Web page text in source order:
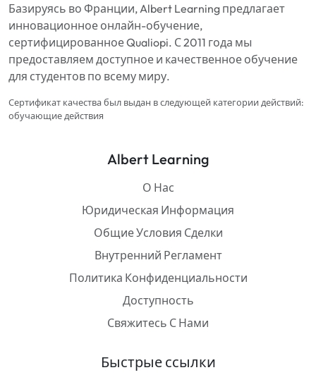
Базируясь во Франции, Albert Learning предлагает
инновационное онлайн-обучение,
сертифицированное Qualiopi. С 2011 года мы
предоставляем доступное и качественное обучение
для студентов по всему миру.
Сертификат качества был выдан в следующей категории действий:
обучающие действия
Albert Learning
О Нас
Юридическая Информация
Общие Условия Сделки
Внутренний Регламент
Политика Конфиденциальности
Доступность
Свяжитесь С Нами
Быстрые ссылки